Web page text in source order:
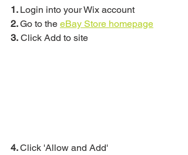
1. Login into your Wix account
2. Go to the eBay Store homepage
3. Click Add to site
4. Click 'Allow and Add'